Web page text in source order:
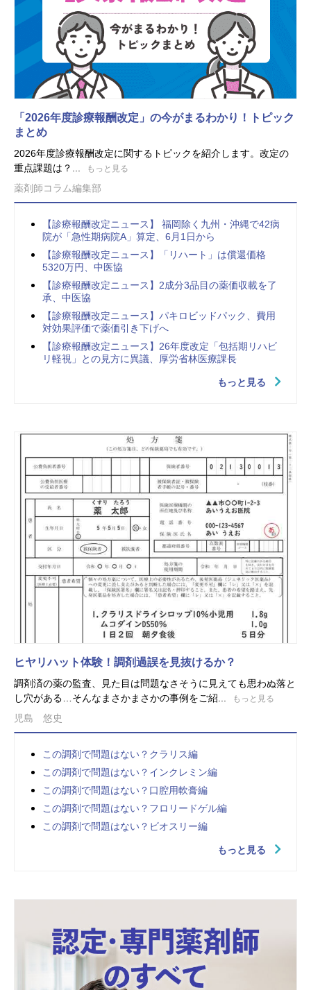
「2026年度診療報酬改定」の今がまるわかり！トピック
まとめ
2026年度診療報酬改定に関するトピックを紹介します。改定の
重点課題は？...
もっと見る
薬剤師コラム編集部
【診療報酬改定ニュース】 福岡除く九州・沖縄で42病
院が「急性期病院A」算定、6月1日から
【診療報酬改定ニュース】「リハート」は償還価格
5320万円、中医協
【診療報酬改定ニュース】2成分3品目の薬価収載を了
承、中医協
【診療報酬改定ニュース】パキロビッドパック、費用
対効果評価で薬価引き下げへ
【診療報酬改定ニュース】26年度改定「包括期リハビ
リ軽視」との見方に異議、厚労省林医療課長
もっと見る
ヒヤリハット体験！調剤過誤を見抜けるか？
調剤済の薬の監査、見た目は問題なさそうに見えても思わぬ落と
し穴がある…そんなまさかまさかの事例をご紹...
もっと見る
児島 悠史
この調剤で問題はない？クラリス編
この調剤で問題はない？インクレミン編
この調剤で問題はない？口腔用軟膏編
この調剤で問題はない？フロリードゲル編
この調剤で問題はない？ビオスリー編
もっと見る